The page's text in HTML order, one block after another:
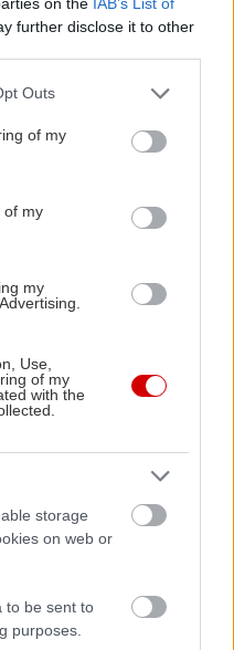
further disclose it to other
uses one or more Google
You may click to
its third-party tags to
in below Google
Outs
of my
of my
my
Use,
of my
with the
storage
on web or
to be sent to
purposes.
και ωραία στις
τον οργανισμό σου